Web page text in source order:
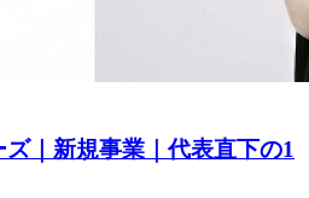
｜新規事業｜代表直下の1